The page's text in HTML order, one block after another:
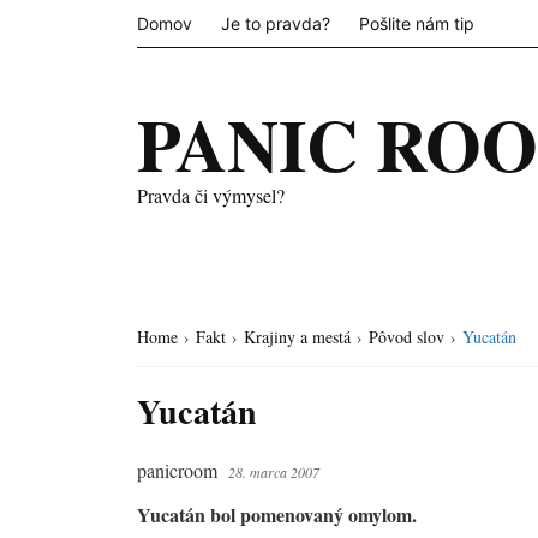
Domov Je to pravda? Pošlite nám tip
PANIC
Pravda či výmysel?
Home › Fakt › Krajiny a mestá › Pôvod slov › Yucatán
Yucatán
panicroom 28. marca 2007
Yucatán bol pomenovaný omylom.